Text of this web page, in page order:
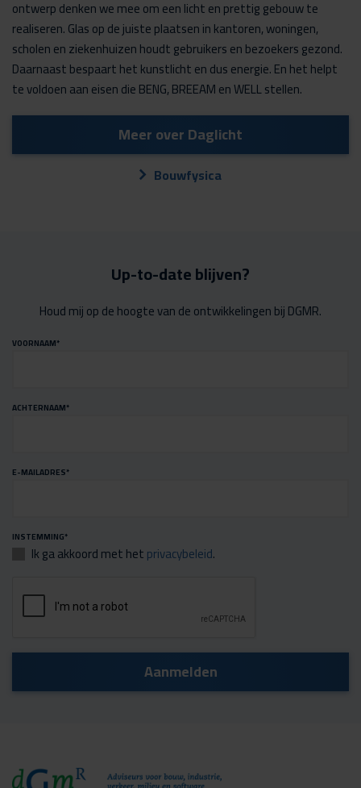
ontwerp denken we mee om een licht en prettig gebouw te
realiseren. Glas op de juiste plaatsen in kantoren, woningen,
scholen en ziekenhuizen houdt gebruikers en bezoekers gezond.
Daarnaast bespaart het kunstlicht en dus energie. En het helpt
te voldoen aan eisen die BENG, BREEAM en WELL stellen.
Meer over Daglicht
Bouwfysica
Up-to-date blijven?
Houd mij op de hoogte van de ontwikkelingen bij DGMR.
VOORNAAM*
ACHTERNAAM*
E-MAILADRES*
INSTEMMING*
Ik ga akkoord met hetprivacybeleid.